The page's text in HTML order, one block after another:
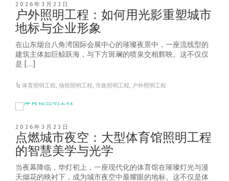
2026年3月23日
户外照明工程：如何用光影重塑城市
地标与企业形象
在山东烟台八角湾国际会展中心的璀璨夜景中，一座流线型的
建筑主体如巨鲸跃海，与下方斑斓的喷泉交相辉映。这不仅仅
是 […]
体育照明工程,场馆照明工程,市政照明工程, 户外照明工程
2026年3月23日
点燃城市夜空：大型体育馆照明工程
的智慧美学与光学
当夜幕降临，华灯初上，一座现代化的体育馆在璀璨灯光与漫
天烟花的映衬下，成为城市夜空中最耀眼的地标。这不仅是体